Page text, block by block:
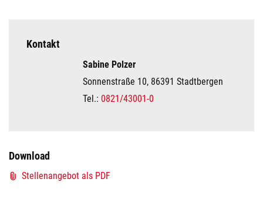
Kontakt
Sabine Polzer
Sonnenstraße 10, 86391 Stadtbergen
Tel.: 0821/43001-0
Download
Stellenangebot als PDF